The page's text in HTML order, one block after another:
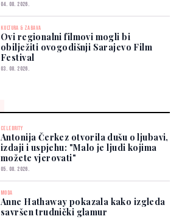
04. 08. 2026.
KULTURA & ZABAVA
Ovi regionalni filmovi mogli bi
obilježiti ovogodišnji Sarajevo Film
Festival
03. 08. 2026.
CELEBRITY
Antonija Čerkez otvorila dušu o ljubavi,
izdaji i uspjehu: "Malo je ljudi kojima
možete vjerovati"
05. 08. 2026.
MODA
Anne Hathaway pokazala kako izgleda
savršen trudnički glamur